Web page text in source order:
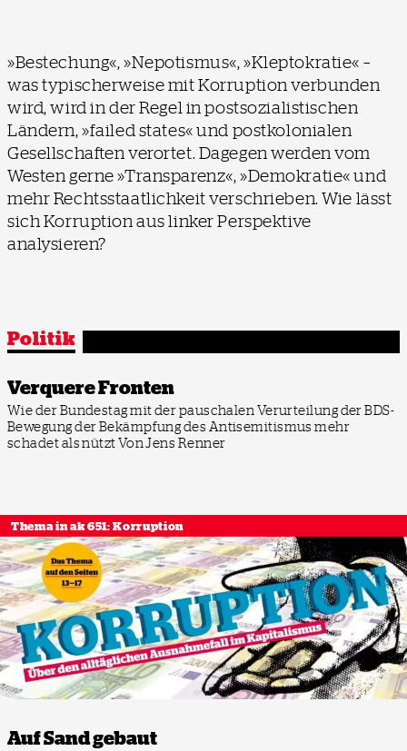
»Bestechung«, »Nepotismus«, »Kleptokratie« –
was typischerweise mit Korruption verbunden
wird, wird in der Regel in postsozialistischen
Ländern, »failed states« und postkolonialen
Gesellschaften verortet. Dagegen werden vom
Westen gerne »Transparenz«, »Demokratie« und
mehr Rechtsstaatlichkeit verschrieben. Wie lässt
sich Korruption aus linker Perspektive
analysieren?
Politik
Verquere Fronten
Wie der Bundestag mit der pauschalen Verurteilung der BDS-
Bewegung der Bekämpfung des Antisemitismus mehr
schadet als nütztVon Jens Renner
Thema in ak 651: Korruption
Auf Sand gebaut